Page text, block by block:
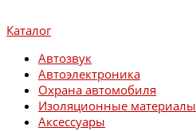
Каталог
Автозвук
Автоэлектроника
Охрана автомобиля
Изоляционные материалы
Аксессуары